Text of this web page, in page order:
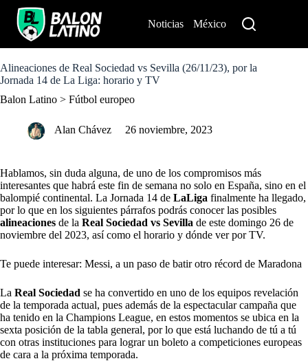
o
c
n
Noticias México
Alineaciones de Real Sociedad vs Sevilla (26/11/23), por la
Jornada 14 de La Liga: horario y TV
Balon Latino > Fútbol europeo
Alan Chávez 26 noviembre, 2023
Hablamos, sin duda alguna, de uno de los compromisos más
interesantes que habrá este fin de semana no solo en España, sino en el
balompié continental. La Jornada 14 de LaLiga finalmente ha llegado,
por lo que en los siguientes párrafos podrás conocer las posibles
alineaciones de la Real Sociedad vs Sevilla de este domingo 26 de
noviembre del 2023, así como el horario y dónde ver por TV.
Te puede interesar: Messi, a un paso de batir otro récord de Maradona
La Real Sociedad se ha convertido en uno de los equipos revelación
de la temporada actual, pues además de la espectacular campaña que
ha tenido en la Champions League, en estos momentos se ubica en la
sexta posición de la tabla general, por lo que está luchando de tú a tú
con otras instituciones para lograr un boleto a competiciones europeas
de cara a la próxima temporada.